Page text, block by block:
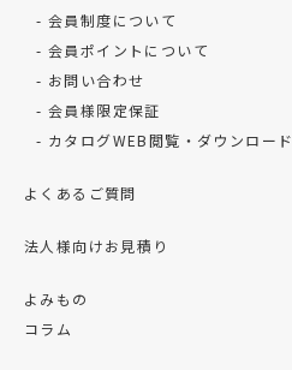
会員制度について
会員ポイントについて
お問い合わせ
会員様限定保証
カタログWEB閲覧・ダウンロード
よくあるご質問
法人様向けお見積り
よみもの
コラム